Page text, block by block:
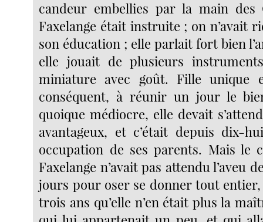
candeur embellies par la main des
Faxelange était instruite ; on n’avait
son éducation ; elle parlait fort bien
elle jouait de plusieurs
miniature avec goût. Fille unique
conséquent, à réunir un jour le
quoique médiocre, elle devait
avantageux, et c’était depuis dix-
occupation de ses parents. Mais le
Faxelange n’avait pas attendu l’aveu
jours pour oser se donner tout
trois ans qu’elle n’en était plus la